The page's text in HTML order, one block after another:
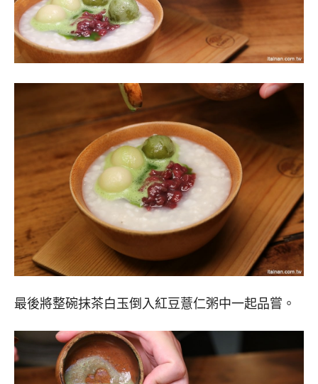
最後將整碗抹茶白玉倒入紅豆薏仁粥中一起品嘗。